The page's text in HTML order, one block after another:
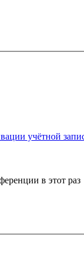
учётной
в этот раз